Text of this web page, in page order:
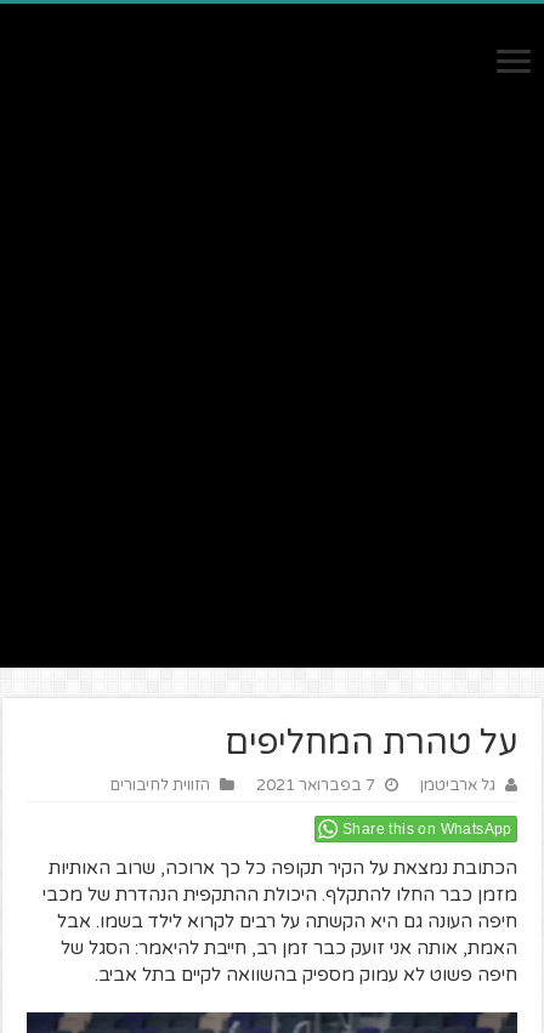
על טהרת המחליפים
גל ארביטמן 7 בפברואר 2021 הזווית לחיבורים
Share this on WhatsApp
הכתובת נמצאת על הקיר תקופה כל כך ארוכה, שרוב האותיות
מזמן כבר החלו להתקלף. היכולת ההתקפית הנהדרת של מכבי
חיפה העונה גם היא הקשתה על רבים לקרוא לילד בשמו. אבל
האמת, אותה אני זועק כבר זמן רב, חייבת להיאמר: הסגל של
חיפה פשוט לא עמוק מספיק בהשוואה לקיים בתל אביב.